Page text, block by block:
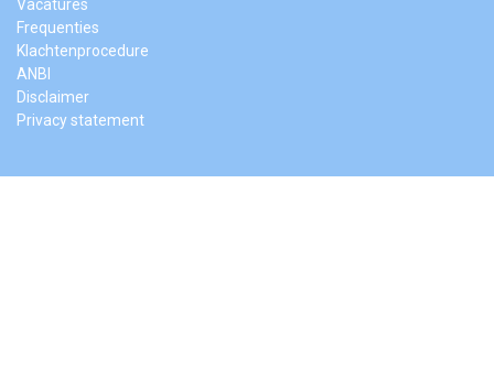
Vacatures
Frequenties
Klachtenprocedure
ANBI
Disclaimer
Privacy statement